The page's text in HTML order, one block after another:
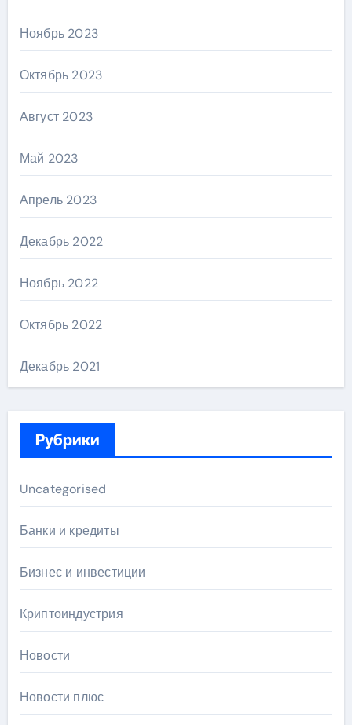
Ноябрь 2023
Октябрь 2023
Август 2023
Май 2023
Апрель 2023
Декабрь 2022
Ноябрь 2022
Октябрь 2022
Декабрь 2021
Рубрики
Uncategorised
Банки и кредиты
Бизнес и инвестиции
Криптоиндустрия
Новости
Новости плюс